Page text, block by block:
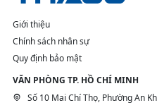
Giới thiệu
Chính sách nhân sự
Quy định bảo mật
VĂN PHÒNG TP. HỒ CHÍ MINH
Số 10 Mai Chí Thọ, Phường An